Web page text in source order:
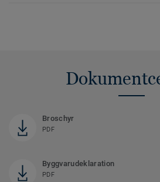
Broschyr
PDF
Byggvarudeklaration
PDF